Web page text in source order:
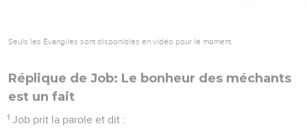
Seuls les Évangiles sont disponibles en vidéo pour le moment.
Réplique de Job: Le bonheur des méchants
est un fait
1 Job prit la parole et dit :